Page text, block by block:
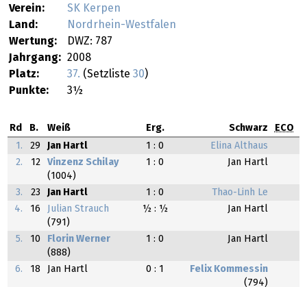
Verein:
SK Kerpen
Land:
Nordrhein-Westfalen
Wertung:
DWZ: 787
Jahrgang: 2008
Platz:
37. (Setzliste 30)
Punkte:
3½
Rd B. Weiß Erg. Schwarz
ECO
1.
29 Jan Hartl 1 : 0
Elina Althaus
2.
12
Vinzenz Schilay
(1004)
1 : 0 Jan Hartl
3. 23 Jan Hartl 1 : 0
Thao-Linh Le
4.
16
Julian Strauch
(791)
½ : ½ Jan Hartl
5. 10
Florin Werner
(888)
1 : 0 Jan Hartl
6. 18 Jan Hartl 0 : 1
Felix Kommessin
(794)